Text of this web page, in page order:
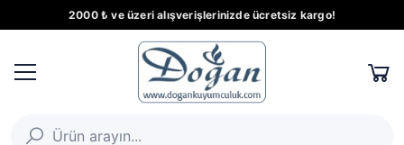
2000 ₺ ve üzeri alışverişlerinizde ücretsiz kargo!